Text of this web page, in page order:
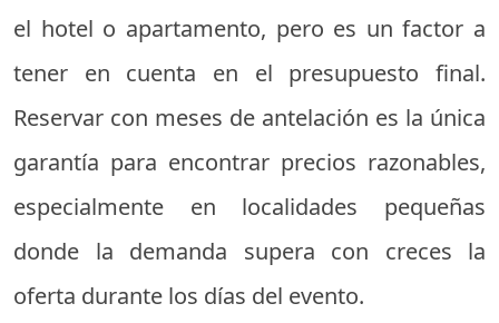
el hotel o apartamento, pero es un factor a
tener en cuenta en el presupuesto final.
Reservar con meses de antelación es la única
garantía para encontrar precios razonables,
especialmente en localidades pequeñas
donde la demanda supera con creces la
oferta durante los días del evento.